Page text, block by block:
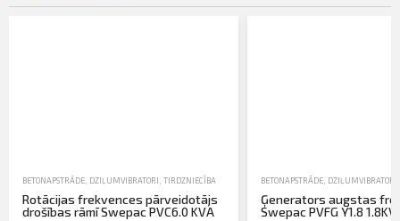
BETONAPSTRĀDE DZIĻUMVIBRATORI TIRDZNIECĪBA
Rotācijas frekvences pārveidotājs
drošības rāmī Swepac PVC6.0 KVA
BETONAPSTRĀDE, DZIĻUMVIBRATORI
Ģenerators augstas
Swepac PVFG Y1.8